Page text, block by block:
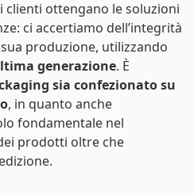
clienti ottengano le soluzioni
ci accertiamo dell’integrità
produzione, utilizzando
generazione. È
sia confezionato su
, in quanto anche
fondamentale nel
prodotti oltre che